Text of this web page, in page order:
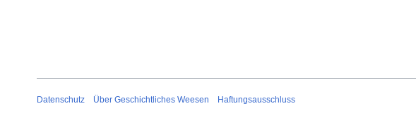
Datenschutz Über Geschichtliches Weesen Haftungsausschluss